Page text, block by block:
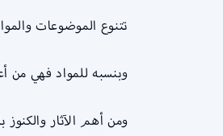
تتنوع الموضوعات
وبنسبه للمواد فهي من
ومن أهم الآثار